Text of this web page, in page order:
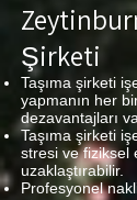
Şirketi
Taşıma şirketi
yapmanın her
dezavantajları
Taşıma şirketi
stresi ve fiziksel
uzaklaştırabilir.
Profesyonel